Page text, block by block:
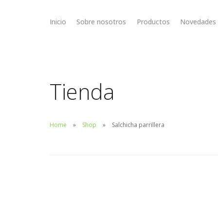
Inicio Sobre nosotros Productos Novedades
Tienda
Home Shop Salchicha parrillera